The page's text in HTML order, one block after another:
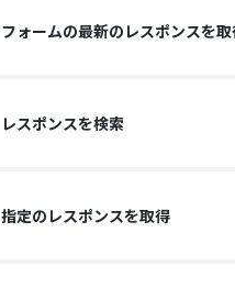
フォームの最新のレスポンスを
レスポンスを検索
指定のレスポンスを取得